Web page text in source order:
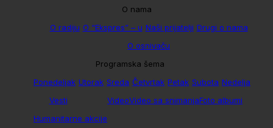
O nama
O radiju O “Ekspres” – u Naši prijatelji Drugi o nama
O osnivaču
Programska šema
Ponedeljak Utorak Sreda Četvrtak Petak Subota Nedelja
Vesti
Humanitarne akcije
VideoVideo sa snimanjaFoto albumi